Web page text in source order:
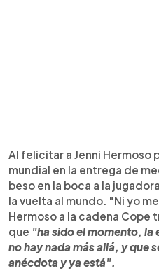
Al felicitar a Jenni
mundial en la entrega de
beso en la boca a la
la vuelta al mundo. "Ni yo
Hermoso a la cadena Cope
que "ha sido el momento, la
no hay nada más allá, y que
anécdota y ya está".